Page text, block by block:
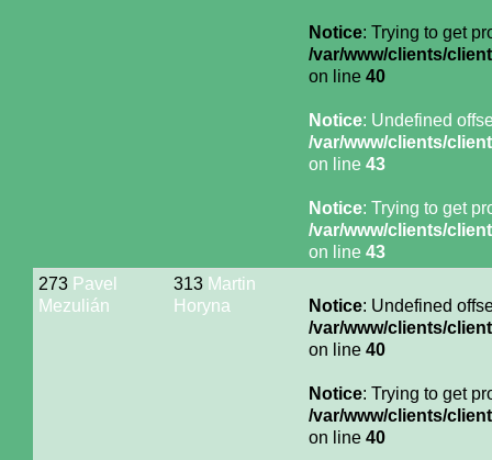
Notice: Trying to get
/var/www/clients/
on line 40
Notice: Undefined
/var/www/clients/
on line 43
Notice: Trying to get
/var/www/clients/
on line 43
273 Pavel
Mezulián
313 Martin
Horyna
Notice: Undefined
/var/www/clients/
on line 40
Notice: Trying to get
/var/www/clients/
on line 40